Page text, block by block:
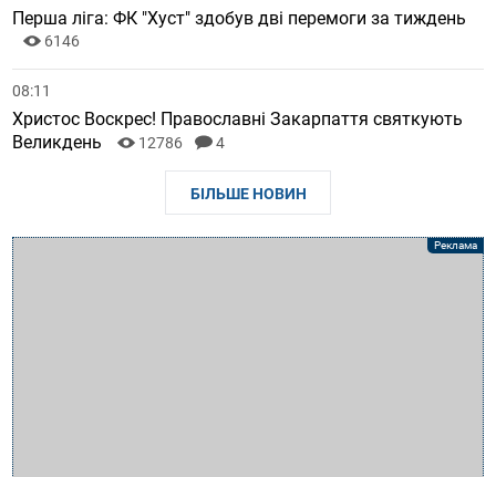
Перша ліга: ФК "Хуст" здобув дві перемоги за тиждень
6146
08:11
Христос Воскрес! Православні Закарпаття святкують
Великдень
12786 4
БІЛЬШЕ НОВИН